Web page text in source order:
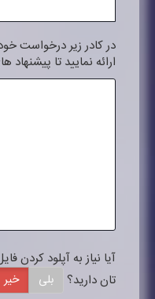
در کادر زیر درخواست
ارائه نمایید تا
آیا نیاز به آپلود کردن
تان دارید؟
بلی خیر